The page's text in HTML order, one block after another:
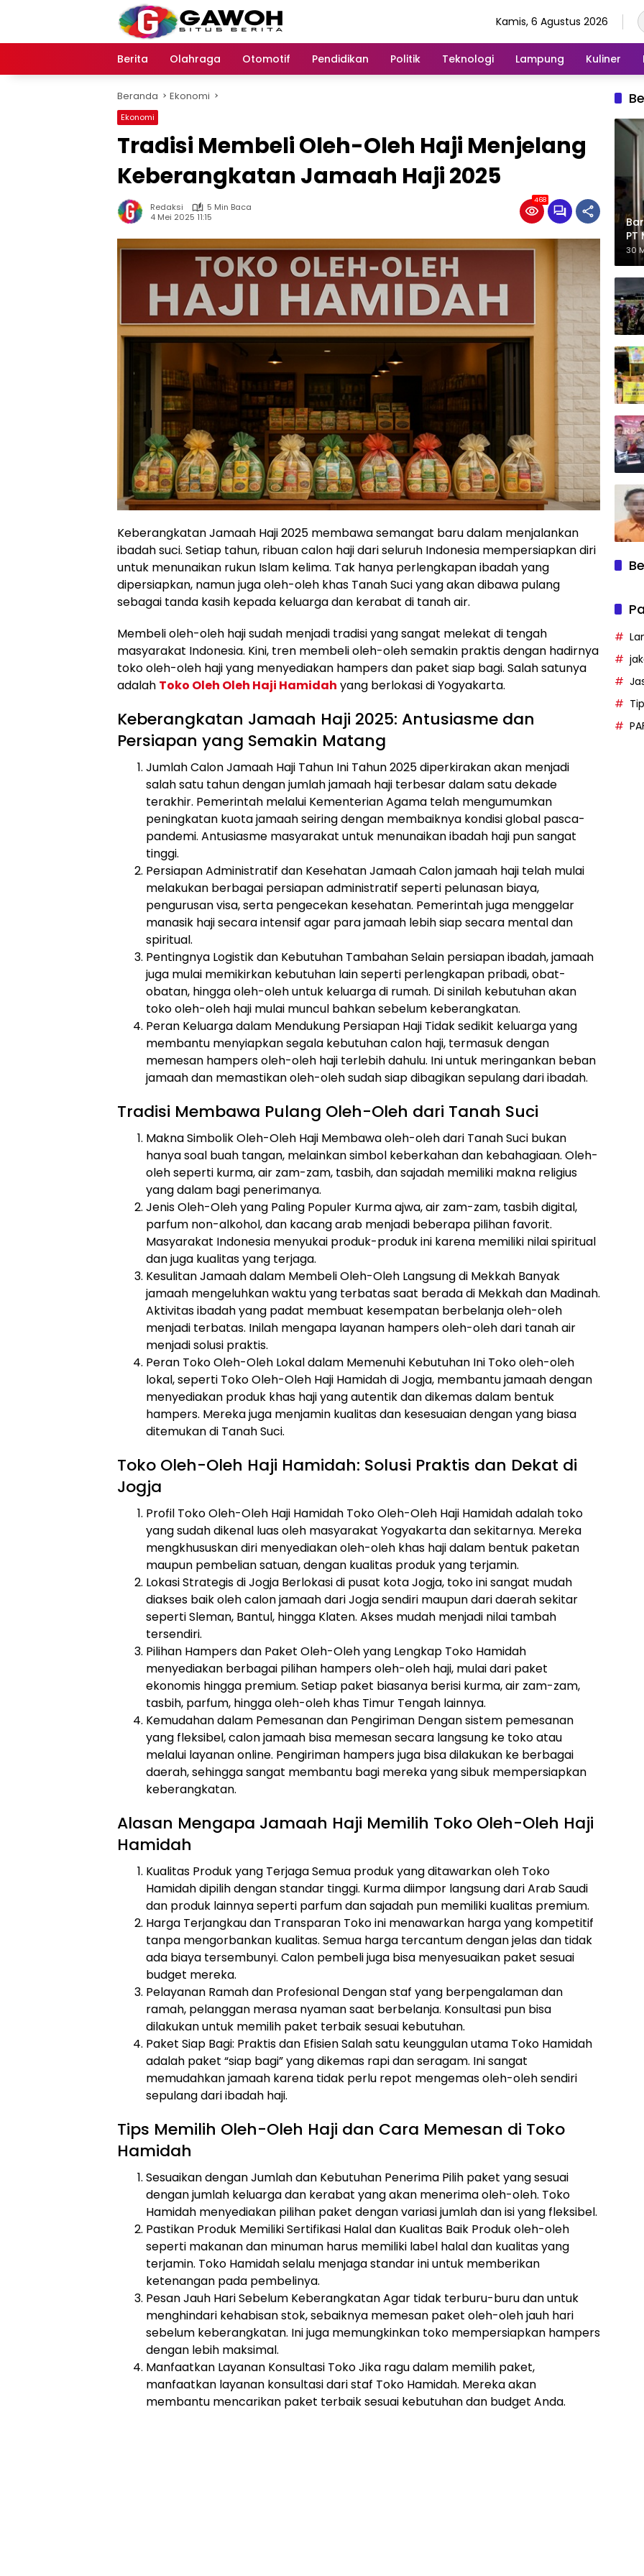
Kamis, 6 Agustus 2026
Berita Olahraga Otomotif Pendidikan Politik Teknologi Lampung Kuliner
Beranda Ekonomi
Ekonomi
Tradisi Membeli Oleh-Oleh Haji Menjelang
Keberangkatan Jamaah Haji 2025
Redaksi
5 Min Baca
4 Mei 2025 11:15
468
Keberangkatan Jamaah Haji 2025 membawa semangat baru dalam menjalankan
ibadah suci. Setiap tahun, ribuan calon haji dari seluruh Indonesia mempersiapkan diri
untuk menunaikan rukun Islam kelima. Tak hanya perlengkapan ibadah yang
dipersiapkan, namun juga oleh-oleh khas Tanah Suci yang akan dibawa pulang
sebagai tanda kasih kepada keluarga dan kerabat di tanah air.
Membeli oleh-oleh haji sudah menjadi tradisi yang sangat melekat di tengah
masyarakat Indonesia. Kini, tren membeli oleh-oleh semakin praktis dengan hadirnya
toko oleh-oleh haji yang menyediakan hampers dan paket siap bagi. Salah satunya
adalah Toko Oleh Oleh Haji Hamidah yang berlokasi di Yogyakarta.
Keberangkatan Jamaah Haji 2025: Antusiasme dan
Persiapan yang Semakin Matang
Jumlah Calon Jamaah Haji Tahun Ini Tahun 2025 diperkirakan akan menjadi
salah satu tahun dengan jumlah jamaah haji terbesar dalam satu dekade
terakhir. Pemerintah melalui Kementerian Agama telah mengumumkan
peningkatan kuota jamaah seiring dengan membaiknya kondisi global pasca-
pandemi. Antusiasme masyarakat untuk menunaikan ibadah haji pun sangat
tinggi.
Persiapan Administratif dan Kesehatan Jamaah Calon jamaah haji telah mulai
melakukan berbagai persiapan administratif seperti pelunasan biaya,
pengurusan visa, serta pengecekan kesehatan. Pemerintah juga menggelar
manasik haji secara intensif agar para jamaah lebih siap secara mental dan
spiritual.
Pentingnya Logistik dan Kebutuhan Tambahan Selain persiapan ibadah, jamaah
juga mulai memikirkan kebutuhan lain seperti perlengkapan pribadi, obat-
obatan, hingga oleh-oleh untuk keluarga di rumah. Di sinilah kebutuhan akan
toko oleh-oleh haji mulai muncul bahkan sebelum keberangkatan.
Peran Keluarga dalam Mendukung Persiapan Haji Tidak sedikit keluarga yang
membantu menyiapkan segala kebutuhan calon haji, termasuk dengan
memesan hampers oleh-oleh haji terlebih dahulu. Ini untuk meringankan beban
jamaah dan memastikan oleh-oleh sudah siap dibagikan sepulang dari ibadah.
Tradisi Membawa Pulang Oleh-Oleh dari Tanah Suci
Makna Simbolik Oleh-Oleh Haji Membawa oleh-oleh dari Tanah Suci bukan
hanya soal buah tangan, melainkan simbol keberkahan dan kebahagiaan. Oleh-
oleh seperti kurma, air zam-zam, tasbih, dan sajadah memiliki makna religius
yang dalam bagi penerimanya.
Jenis Oleh-Oleh yang Paling Populer Kurma ajwa, air zam-zam, tasbih digital,
parfum non-alkohol, dan kacang arab menjadi beberapa pilihan favorit.
Masyarakat Indonesia menyukai produk-produk ini karena memiliki nilai spiritual
dan juga kualitas yang terjaga.
Kesulitan Jamaah dalam Membeli Oleh-Oleh Langsung di Mekkah Banyak
jamaah mengeluhkan waktu yang terbatas saat berada di Mekkah dan Madinah.
Aktivitas ibadah yang padat membuat kesempatan berbelanja oleh-oleh
menjadi terbatas. Inilah mengapa layanan hampers oleh-oleh dari tanah air
menjadi solusi praktis.
Peran Toko Oleh-Oleh Lokal dalam Memenuhi Kebutuhan Ini Toko oleh-oleh
lokal, seperti Toko Oleh-Oleh Haji Hamidah di Jogja, membantu jamaah dengan
menyediakan produk khas haji yang autentik dan dikemas dalam bentuk
hampers. Mereka juga menjamin kualitas dan kesesuaian dengan yang biasa
ditemukan di Tanah Suci.
Toko Oleh-Oleh Haji Hamidah: Solusi Praktis dan Dekat di
Jogja
Profil Toko Oleh-Oleh Haji Hamidah Toko Oleh-Oleh Haji Hamidah adalah toko
yang sudah dikenal luas oleh masyarakat Yogyakarta dan sekitarnya. Mereka
mengkhususkan diri menyediakan oleh-oleh khas haji dalam bentuk paketan
maupun pembelian satuan, dengan kualitas produk yang terjamin.
Lokasi Strategis di Jogja Berlokasi di pusat kota Jogja, toko ini sangat mudah
diakses baik oleh calon jamaah dari Jogja sendiri maupun dari daerah sekitar
seperti Sleman, Bantul, hingga Klaten. Akses mudah menjadi nilai tambah
tersendiri.
Pilihan Hampers dan Paket Oleh-Oleh yang Lengkap Toko Hamidah
menyediakan berbagai pilihan hampers oleh-oleh haji, mulai dari paket
ekonomis hingga premium. Setiap paket biasanya berisi kurma, air zam-zam,
tasbih, parfum, hingga oleh-oleh khas Timur Tengah lainnya.
Kemudahan dalam Pemesanan dan Pengiriman Dengan sistem pemesanan
yang fleksibel, calon jamaah bisa memesan secara langsung ke toko atau
melalui layanan online. Pengiriman hampers juga bisa dilakukan ke berbagai
daerah, sehingga sangat membantu bagi mereka yang sibuk mempersiapkan
keberangkatan.
Alasan Mengapa Jamaah Haji Memilih Toko Oleh-Oleh Haji
Hamidah
Kualitas Produk yang Terjaga Semua produk yang ditawarkan oleh Toko
Hamidah dipilih dengan standar tinggi. Kurma diimpor langsung dari Arab Saudi
dan produk lainnya seperti parfum dan sajadah pun memiliki kualitas premium.
Harga Terjangkau dan Transparan Toko ini menawarkan harga yang kompetitif
tanpa mengorbankan kualitas. Semua harga tercantum dengan jelas dan tidak
ada biaya tersembunyi. Calon pembeli juga bisa menyesuaikan paket sesuai
budget mereka.
Pelayanan Ramah dan Profesional Dengan staf yang berpengalaman dan
ramah, pelanggan merasa nyaman saat berbelanja. Konsultasi pun bisa
dilakukan untuk memilih paket terbaik sesuai kebutuhan.
Paket Siap Bagi: Praktis dan Efisien Salah satu keunggulan utama Toko Hamidah
adalah paket “siap bagi” yang dikemas rapi dan seragam. Ini sangat
memudahkan jamaah karena tidak perlu repot mengemas oleh-oleh sendiri
sepulang dari ibadah haji.
Tips Memilih Oleh-Oleh Haji dan Cara Memesan di Toko
Hamidah
Sesuaikan dengan Jumlah dan Kebutuhan Penerima Pilih paket yang sesuai
dengan jumlah keluarga dan kerabat yang akan menerima oleh-oleh. Toko
Hamidah menyediakan pilihan paket dengan variasi jumlah dan isi yang fleksibel.
Pastikan Produk Memiliki Sertifikasi Halal dan Kualitas Baik Produk oleh-oleh
seperti makanan dan minuman harus memiliki label halal dan kualitas yang
terjamin. Toko Hamidah selalu menjaga standar ini untuk memberikan
ketenangan pada pembelinya.
Pesan Jauh Hari Sebelum Keberangkatan Agar tidak terburu-buru dan untuk
menghindari kehabisan stok, sebaiknya memesan paket oleh-oleh jauh hari
sebelum keberangkatan. Ini juga memungkinkan toko mempersiapkan hampers
dengan lebih maksimal.
Manfaatkan Layanan Konsultasi Toko Jika ragu dalam memilih paket,
manfaatkan layanan konsultasi dari staf Toko Hamidah. Mereka akan
membantu mencarikan paket terbaik sesuai kebutuhan dan budget Anda.
PT
30